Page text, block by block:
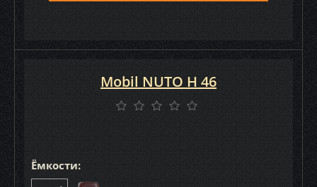
Ёмкости:
Mobil NUTO H 46